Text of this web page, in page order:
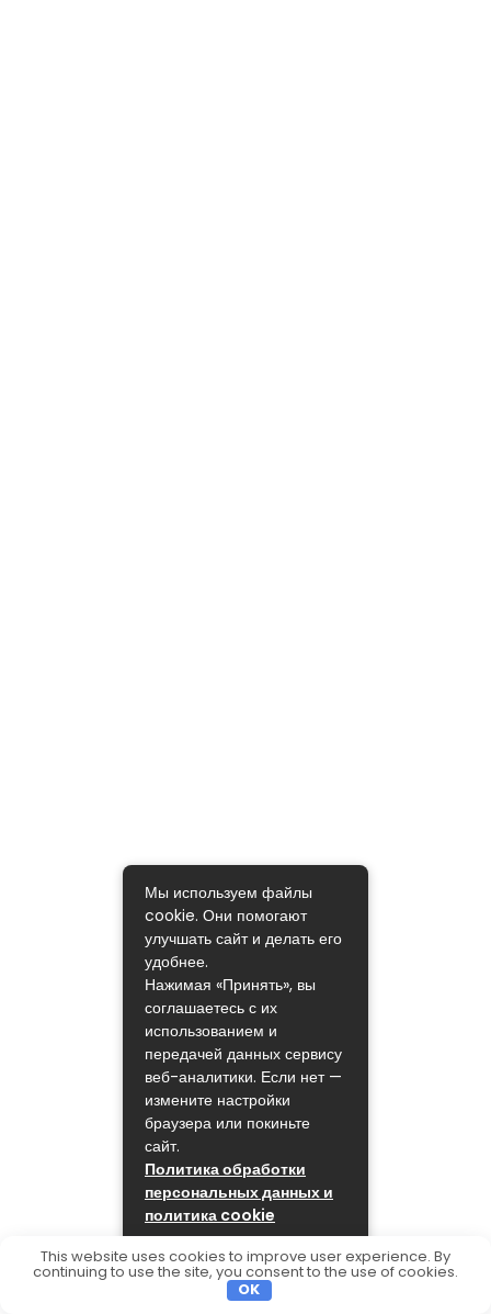
Мы используем файлы
cookie. Они помогают
улучшать сайт и делать его
удобнее.
Нажимая «Принять», вы
соглашаетесь с их
использованием и
передачей данных сервису
веб-аналитики. Если нет —
измените настройки
браузера или покиньте
сайт.
Политика обработки
персональных данных и
политика cookie
ПРИНЯТЬ
This website uses cookies to improve user experience. By
continuing to use the site, you consent to the use of cookies.
OK